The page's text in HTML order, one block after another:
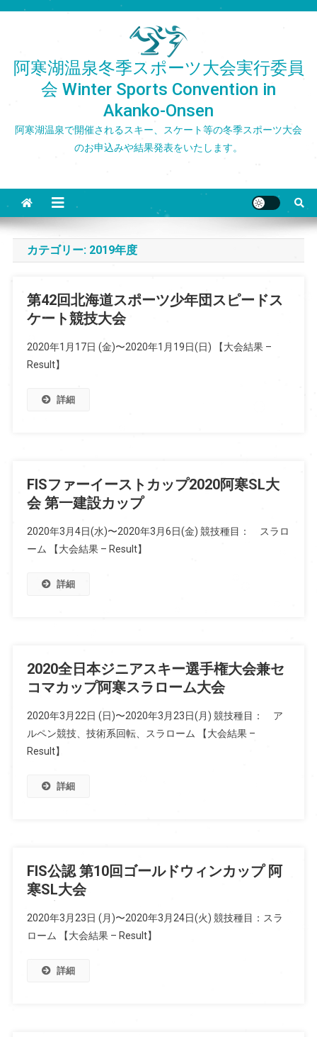
阿寒湖温泉冬季スポーツ大会実行委員
会 Winter Sports Convention in
Akanko-Onsen
阿寒湖温泉で開催されるスキー、スケート等の冬季スポーツ大会
のお申込みや結果発表をいたします。
カテゴリー: 2019年度
第42回北海道スポーツ少年団スピードス
ケート競技大会
2020年1月17日 (金)〜2020年1月19日(日) 【大会結果 –
Result】
詳細
FISファーイーストカップ2020阿寒SL大
会 第一建設カップ
2020年3月4日(水)〜2020年3月6日(金) 競技種目： スラロ
ーム 【大会結果 – Result】
詳細
2020全日本ジニアスキー選手権大会兼セ
コマカップ阿寒スラローム大会
2020年3月22日 (日)〜2020年3月23日(月) 競技種目： ア
ルペン競技、技術系回転、スラローム 【大会結果 –
Result】
詳細
FIS公認 第10回ゴールドウィンカップ 阿
寒SL大会
2020年3月23日 (月)〜2020年3月24日(火) 競技種目：スラ
ローム 【大会結果 – Result】
詳細